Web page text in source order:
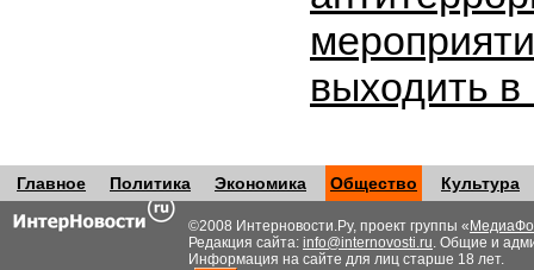
выходить
Главное Политика Экономика Общество Культура
©2008 Интерновости.Ру, проект группы «
Редакция сайта: info@internovosti.ru. Общие и
Информация на сайте для лиц старше 18 лет.